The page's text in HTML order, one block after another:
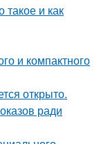
такое и как
и компактного
открыто.
ради